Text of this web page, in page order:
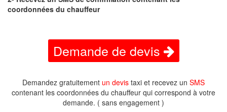
coordonnées du chauffeur
Demande de devis
Demandez gratuitement un devis taxi et recevez un SMS
contenant les coordonnées du chauffeur qui correspond à votre
demande. ( sans engagement )